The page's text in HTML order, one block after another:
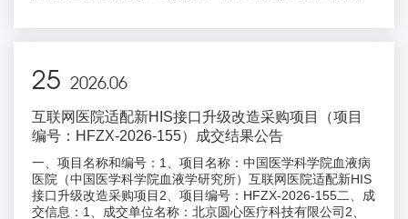
25 2026.06
互联网医院适配新HIS接口升级改造采购项目（项目
编号：HFZX-2026-155）成交结果公告
一、项目名称和编号：1、项目名称：中国医学科学院血液病
医院（中国医学科学院血液学研究所）互联网医院适配新HIS
接口升级改造采购项目2、项目编号：HFZX-2026-155二、成
交信息：1、成交单位名称：北京圆心医疗科技有限公司2、